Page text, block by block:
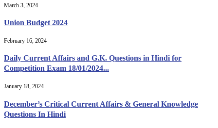
March 3, 2024
Union Budget 2024
February 16, 2024
Daily Current Affairs and G.K. Questions in Hindi for
Competition Exam 18/01/2024...
January 18, 2024
December’s Critical Current Affairs & General Knowledge
Questions In Hindi